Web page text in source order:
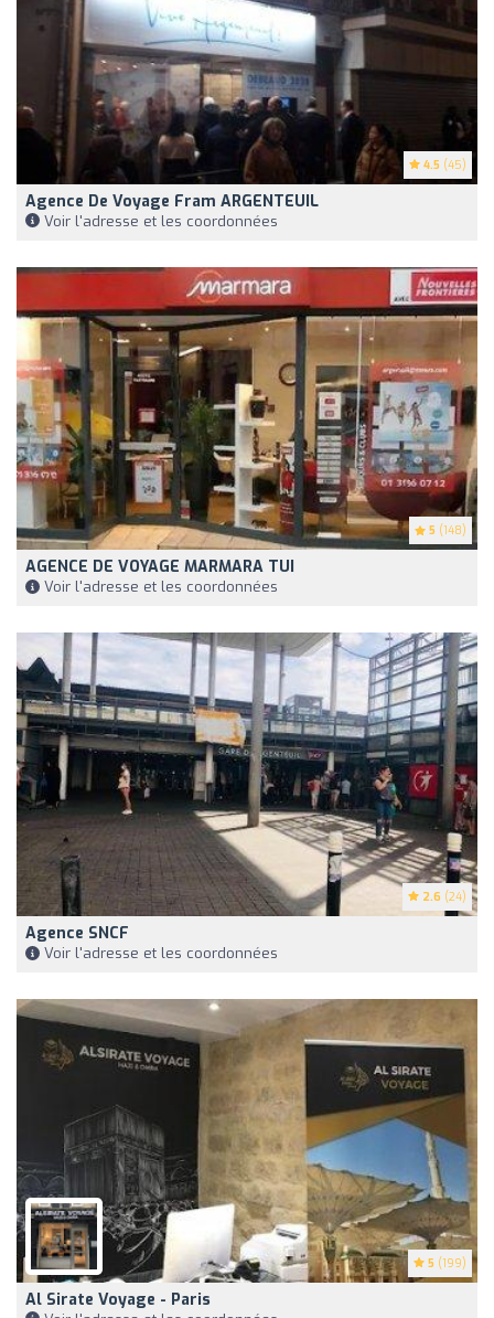
4.5 (45)
Agence De Voyage Fram ARGENTEUIL
Voir l'adresse et les coordonnées
5 (148)
AGENCE DE VOYAGE MARMARA TUI
Voir l'adresse et les coordonnées
2.6 (24)
Agence SNCF
Voir l'adresse et les coordonnées
5 (199)
Al Sirate Voyage - Paris